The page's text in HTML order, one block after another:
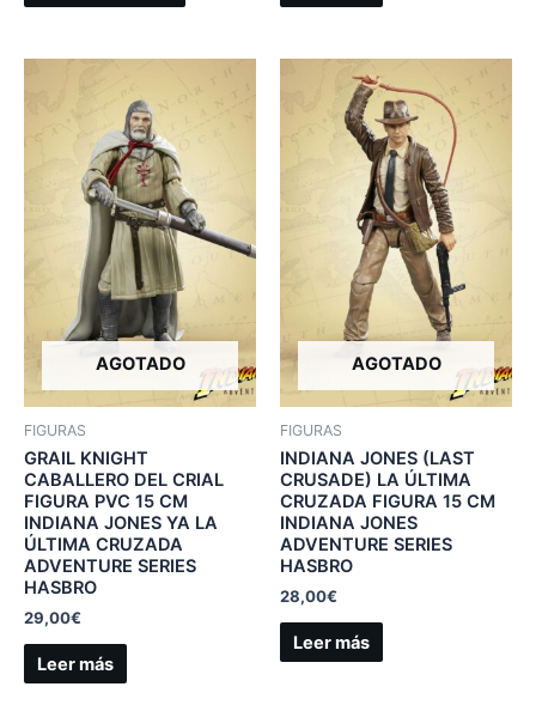
AGOTADO
FIGURAS
GRAIL KNIGHT
CABALLERO DEL CRIAL
FIGURA PVC 15 CM
INDIANA JONES YA LA
ÚLTIMA CRUZADA
ADVENTURE SERIES
HASBRO
29,00€
Leer más
AGOTADO
FIGURAS
INDIANA JONES (LAST
CRUSADE) LA ÚLTIMA
CRUZADA FIGURA 15 CM
INDIANA JONES
ADVENTURE SERIES
HASBRO
28,00€
Leer más